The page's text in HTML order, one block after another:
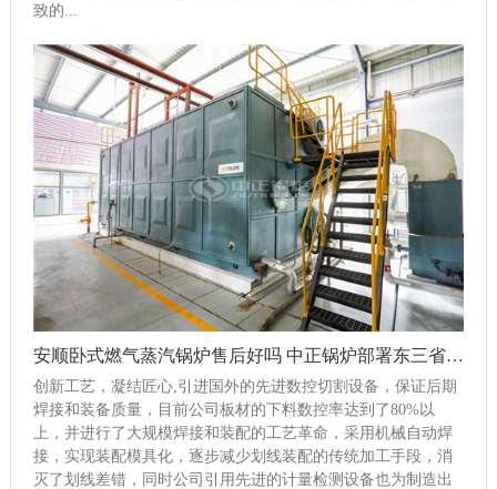
致的...
安顺卧式燃气蒸汽锅炉售后好吗 中正锅炉部署东三省为2020年重点市场
创新工艺，凝结匠心,引进国外的先进数控切割设备，保证后期
焊接和装备质量，目前公司板材的下料数控率达到了80%以
上，并进行了大规模焊接和装配的工艺革命，采用机械自动焊
接，实现装配模具化，逐步减少划线装配的传统加工手段，消
灭了划线差错，同时公司引用先进的计量检测设备也为制造出